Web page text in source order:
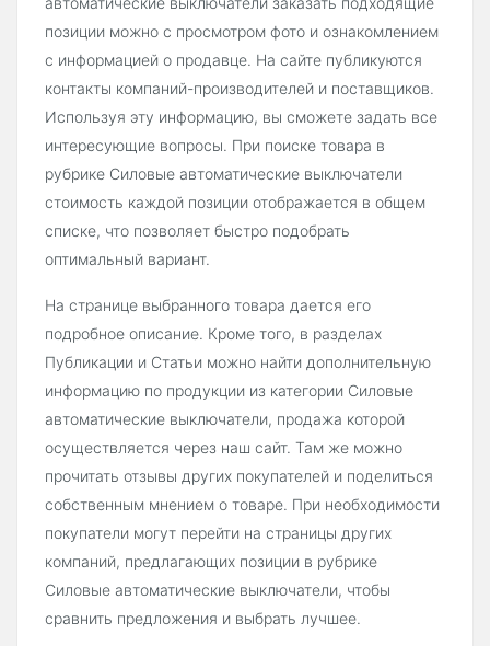
позиции можно с просмотром фото и ознакомлением
с информацией о продавце. На сайте публикуются
контакты компаний-производителей и поставщиков.
Используя эту информацию, вы сможете задать все
интересующие вопросы. При поиске товара в
рубрике Силовые автоматические выключатели
стоимость каждой позиции отображается в общем
списке, что позволяет быстро подобрать
оптимальный вариант.
На странице выбранного товара дается его
подробное описание. Кроме того, в разделах
Публикации и Статьи можно найти дополнительную
информацию по продукции из категории Силовые
автоматические выключатели, продажа которой
осуществляется через наш сайт. Там же можно
прочитать отзывы других покупателей и поделиться
собственным мнением о товаре. При необходимости
покупатели могут перейти на страницы других
компаний, предлагающих позиции в рубрике
Силовые автоматические выключатели, чтобы
сравнить предложения и выбрать лучшее.